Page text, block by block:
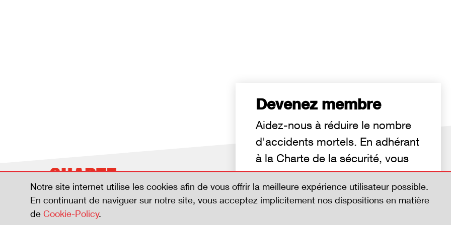
Notre site internet utilise les cookies afin de vous offrir la meilleure expérience utilisateur possible.
En continuant de naviguer sur notre site, vous acceptez implicitement nos dispositions en matière
de Cookie-Policy.
Devenez membre
Aidez-nous à réduire le nombre
d'accidents mortels. En adhérant
à la Charte de la sécurité, vous
affichez votre volonté de vous
investir en faveur de la sécurité.